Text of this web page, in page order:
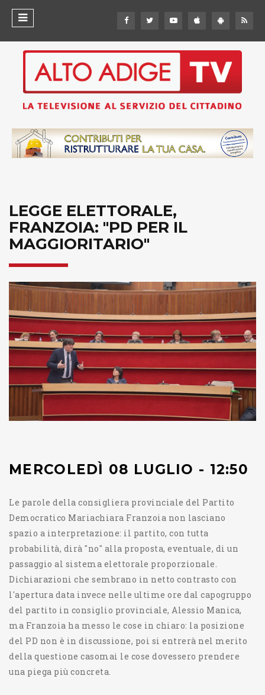
LEGGE ELETTORALE,
FRANZOIA: "PD PER IL
MAGGIORITARIO"
MERCOLEDÌ 08 LUGLIO - 12:50
Le parole della consigliera provinciale del Partito
Democratico Mariachiara Franzoia non lasciano
spazio a interpretazione: il partito, con tutta
probabilità, dirà "no" alla proposta, eventuale, di un
passaggio al sistema elettorale proporzionale.
Dichiarazioni che sembrano in netto contrasto con
l'apertura data invece nelle ultime ore dal capogruppo
del partito in consiglio provinciale, Alessio Manica,
ma Franzoia ha messo le cose in chiaro: la posizione
del PD non è in discussione, poi si entrerà nel merito
della questione casomai le cose dovessero prendere
una piega più concreta.